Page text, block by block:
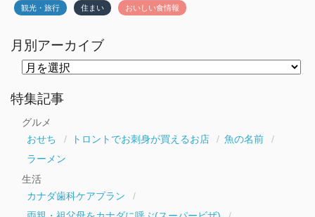
観光・旅行 住まい おいしい食情報
月別アーカイブ
ー
カ
特集記事
グルメ
おせち
トロントでお刺身が買えるお店
魚の名前
ラーメン
生活
カナダ歯科ケアプラン